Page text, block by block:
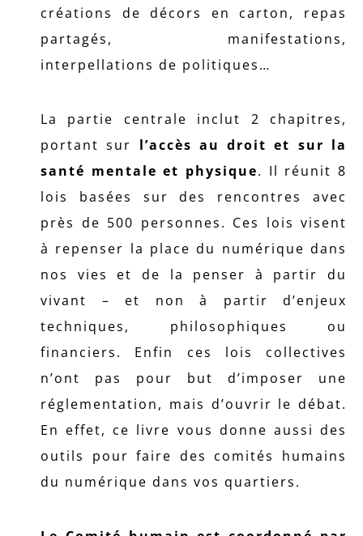
créations de décors en carton, repas
partagés, manifestations,
interpellations de politiques…
La partie centrale inclut 2 chapitres,
portant sur l’accès au droit et sur la
santé mentale et physique. Il réunit 8
lois basées sur des rencontres avec
près de 500 personnes. Ces lois visent
à repenser la place du numérique dans
nos vies et de la penser à partir du
vivant – et non à partir d’enjeux
techniques, philosophiques ou
financiers. Enfin ces lois collectives
n’ont pas pour but d’imposer une
réglementation, mais d’ouvrir le débat.
En effet, ce livre vous donne aussi des
outils pour faire des comités humains
du numérique dans vos quartiers.